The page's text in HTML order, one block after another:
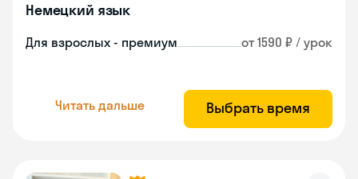
Немецкий язык
Для взрослых - премиум от 1590 ₽ / урок
Читать дальше Выбрать время